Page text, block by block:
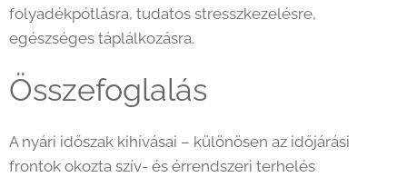
folyadékpótlásra, tudatos stresszkezelésre,
egészséges táplálkozásra.
Összefoglalás
A nyári időszak kihívásai – különösen az időjárási
frontok okozta szív- és érrendszeri terhelés